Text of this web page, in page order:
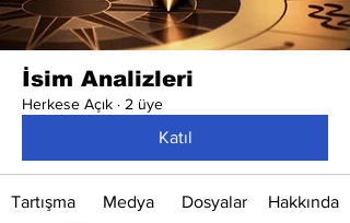
İsim Analizleri
Herkese Açık · 2 üye
Katıl
Tartışma Medya Dosyalar Hakkında